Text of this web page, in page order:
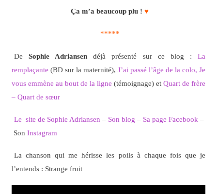
Ça m’a beaucoup plu ! ♥
*****
DeSophie Adriansen déjà présenté sur ce blog :La
remplaçante (BD sur la maternité), J’ai passé l’âge de la colo, Je
vous emmène au bout de la ligne (témoignage) etQuart de frère
– Quart de sœur
Le site de Sophie Adriansen – Son blog – Sa page Facebook –
Son Instagram
La chanson qui me hérisse les poils à chaque fois que je
l’entends : Strange fruit